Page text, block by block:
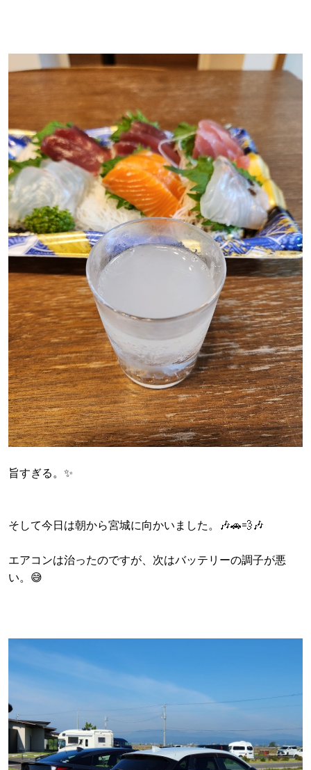
旨すぎる。✨
そして今日は朝から宮城に向かいました。🎶🚗💨🎶
エアコンは治ったのですが、次はバッテリーの調子が悪
い。😅